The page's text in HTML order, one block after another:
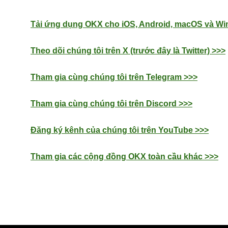
Tải ứng dụng OKX cho iOS, Android, macOS và
Theo dõi chúng tôi trên X (trước đây là Twitter) >>>
Tham gia cùng chúng tôi trên Telegram >>>
Tham gia cùng chúng tôi trên Discord >>>
Đăng ký kênh của chúng tôi trên YouTube >>>
Tham gia các cộng đồng OKX toàn cầu khác >>>